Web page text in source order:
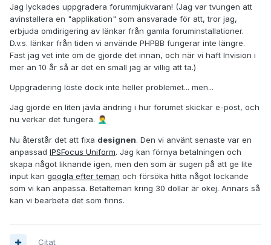
Jag lyckades uppgradera forummjukvaran! (Jag var tvungen att
avinstallera en "applikation" som ansvarade för att, tror jag,
erbjuda omdirigering av länkar från gamla foruminstallationer.
D.v.s. länkar från tiden vi använde PHPBB fungerar inte längre.
Fast jag vet inte om de gjorde det innan, och när vi haft Invision i
mer än 10 år så är det en smäll jag är villig att ta.)
Uppgradering löste dock inte heller problemet... men...
Jag gjorde en liten jävla ändring i hur forumet skickar e-post, och
nu verkar det fungera. 🤦‍♂️
Nu återstår det att fixa designen. Den vi använt senaste var en
anpassad IPSFocus Uniform. Jag kan förnya betalningen och
skapa något liknande igen, men den som är sugen på att ge lite
input kan googla efter teman och försöka hitta något lockande
som vi kan anpassa. Betalteman kring 30 dollar är okej. Annars så
kan vi bearbeta det som finns.
Citat